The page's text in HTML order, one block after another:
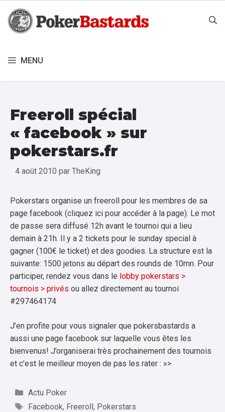
contenu
MENU
Freeroll spécial
« facebook » sur
pokerstars.fr
4 août 2010 par TheKing
Pokerstars organise un freeroll pour les membres de sa
page facebook (cliquez ici pour accéder à la page). Le mot
de passe sera diffusé 12h avant le tournoi qui a lieu
demain à 21h. Il y a 2 tickets pour le sunday special à
gagner (100€ le ticket) et des goodies. La structure est la
suivante: 1500 jetons au départ des rounds de 10mn. Pour
participer, rendez vous dans le lobby pokerstars >
tournois > privés ou allez directement au tournoi
#297464174
J’en profite pour vous signaler que pokersbastards a
aussi une page facebook sur laquelle vous êtes les
bienvenus! J’organiserai très prochainement des tournois
et c’est le meilleur moyen de pas les rater : »>
Catégories
Actu Poker
Étiquettes
Facebook, Freeroll, Pokerstars